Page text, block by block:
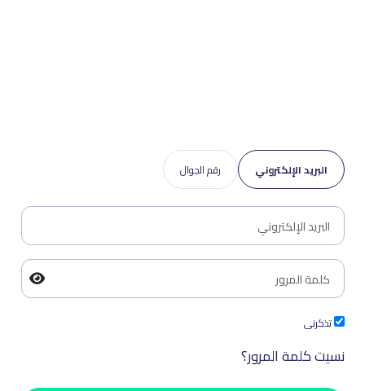
البريد الإلكتروني رقم الجوال
تذكرنى
نسيت كلمة المرور؟